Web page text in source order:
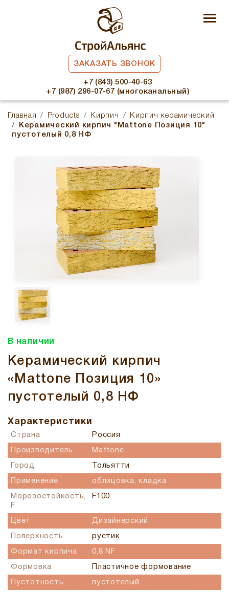
ЗАКАЗАТЬ ЗВОНОК
+7 (843) 500-40-63
+7 (987) 296-07-67 (многоканальный)
Главная Products Кирпич
Кирпич керамический
Керамический кирпич "Mattone Позиция 10"
пустотелый 0,8 НФ
В наличии
Керамический кирпич
«Mattone Позиция 10»
пустотелый 0,8 НФ
Характеристики
Страна Россия
Производитель Mattone
Город Тольятти
Применение облицовка, кладка
Морозостойкость,
F
F100
Цвет Дизайнерский
Поверхность рустик
Формат кирпича 0,8 NF
Формовка Пластичное формование
Пустотность пустотелый